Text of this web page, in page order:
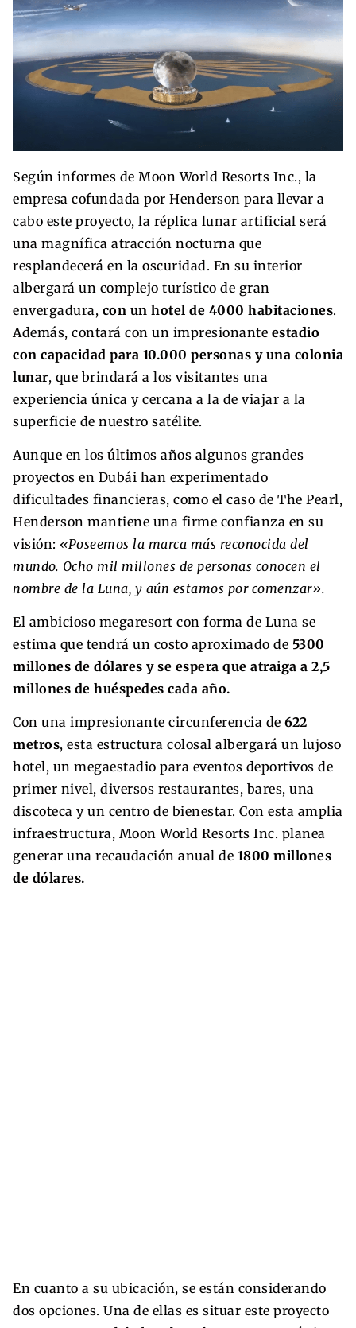
Según informes de Moon World Resorts Inc., la
empresa cofundada por Henderson para llevar a
cabo este proyecto, la réplica lunar artificial será
una magnífica atracción nocturna que
resplandecerá en la oscuridad. En su interior
albergará un complejo turístico de gran
envergadura, con un hotel de 4000 habitaciones.
Además, contará con un impresionante estadio
con capacidad para 10.000 personas y una colonia
lunar, que brindará a los visitantes una
experiencia única y cercana a la de viajar a la
superficie de nuestro satélite.
Aunque en los últimos años algunos grandes
proyectos en Dubái han experimentado
dificultades financieras, como el caso de The Pearl,
Henderson mantiene una firme confianza en su
visión: «Poseemos la marca más reconocida del
mundo. Ocho mil millones de personas conocen el
nombre de la Luna, y aún estamos por comenzar».
El ambicioso megaresort con forma de Luna se
estima que tendrá un costo aproximado de 5300
millones de dólares y se espera que atraiga a 2,5
millones de huéspedes cada año.
Con una impresionante circunferencia de 622
metros, esta estructura colosal albergará un lujoso
hotel, un megaestadio para eventos deportivos de
primer nivel, diversos restaurantes, bares, una
discoteca y un centro de bienestar. Con esta amplia
infraestructura, Moon World Resorts Inc. planea
generar una recaudación anual de 1800 millones
de dólares.
En cuanto a su ubicación, se están considerando
dos opciones. Una de ellas es situar este proyecto